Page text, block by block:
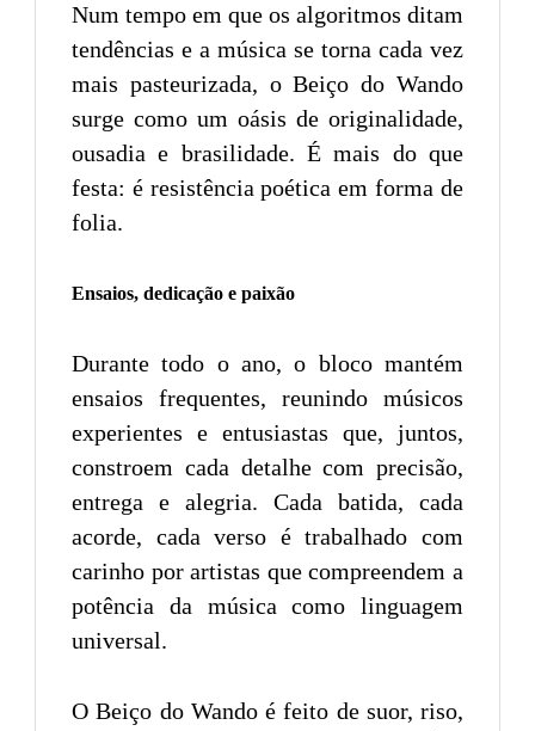
Num tempo em que os algoritmos ditam
tendências e a música se torna cada vez
mais pasteurizada, o Beiço do Wando
surge como um oásis de originalidade,
ousadia e brasilidade. É mais do que
festa: é resistência poética em forma de
folia.
Ensaios, dedicação e paixão
Durante todo o ano, o bloco mantém
ensaios frequentes, reunindo músicos
experientes e entusiastas que, juntos,
constroem cada detalhe com precisão,
entrega e alegria. Cada batida, cada
acorde, cada verso é trabalhado com
carinho por artistas que compreendem a
potência da música como linguagem
universal.
O Beiço do Wando é feito de suor, riso,